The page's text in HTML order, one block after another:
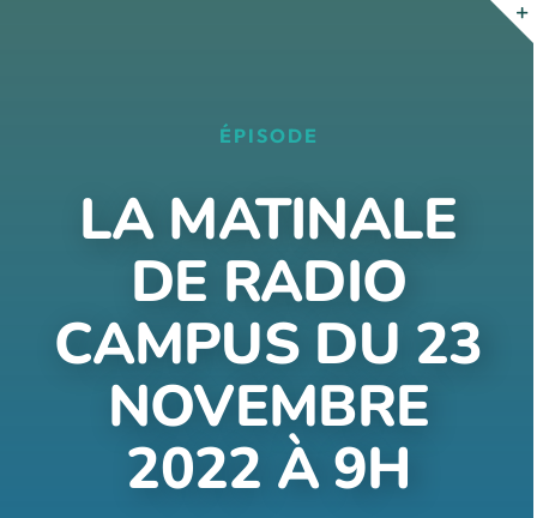
ÉPISODE
LA MATINALE
DE RADIO
CAMPUS DU 23
NOVEMBRE
2022 À 9H